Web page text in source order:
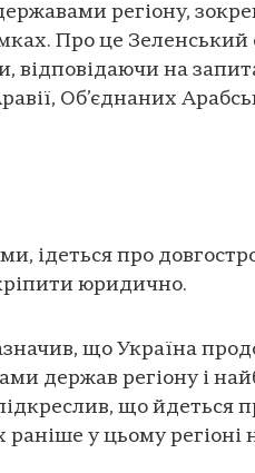
регіону,
Про це Зеленський
відповідаючи на
Об’єднаних
ідеться про
юридично.
що Україна
держав регіону і
що йдеться
раніше у цьому регіоні